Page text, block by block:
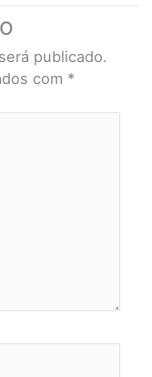
publicado.
com *